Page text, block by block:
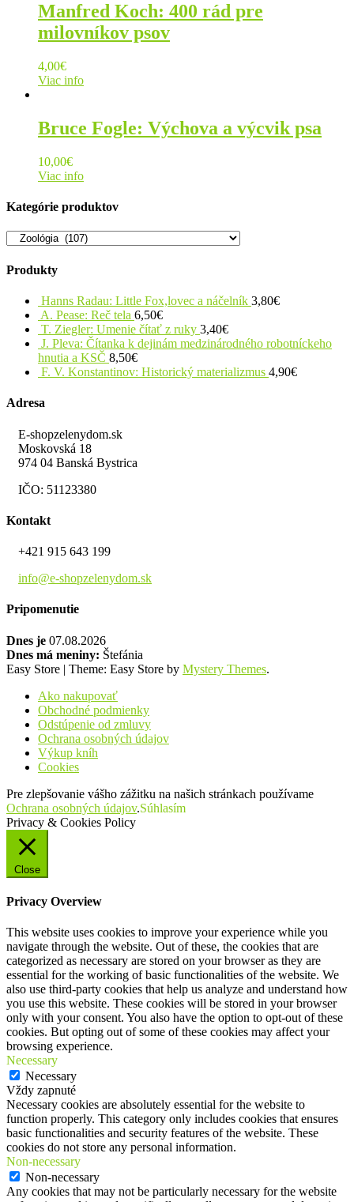
Manfred Koch: 400 rád pre
milovníkov psov
4,00€
Viac info
Bruce Fogle: Výchova a výcvik psa
10,00€
Viac info
Kategórie produktov
Produkty
Hanns Radau: Little Fox,lovec a náčelník 3,80€
A. Pease: Reč tela 6,50€
T. Ziegler: Umenie čítať z ruky 3,40€
J. Pleva: Čítanka k dejinám medzinárodného robotníckeho
hnutia a KSČ 8,50€
F. V. Konstantinov: Historický materializmus 4,90€
Adresa
E-shopzelenydom.sk
Moskovská 18
974 04 Banská Bystrica
IČO: 51123380
Kontakt
+421 915 643 199
info@e-shopzelenydom.sk
Pripomenutie
Dnes je 07.08.2026
Dnes má meniny: Štefánia
Easy Store | Theme: Easy Store by Mystery Themes.
Ako nakupovať
Obchodné podmienky
Odstúpenie od zmluvy
Ochrana osobných údajov
Výkup kníh
Cookies
Pre zlepšovanie vášho zážitku na našich stránkach používame
Ochrana osobných údajov.Súhlasím
Privacy & Cookies Policy
Close
Privacy Overview
This website uses cookies to improve your experience while you
navigate through the website. Out of these, the cookies that are
categorized as necessary are stored on your browser as they are
essential for the working of basic functionalities of the website. We
also use third-party cookies that help us analyze and understand how
you use this website. These cookies will be stored in your browser
only with your consent. You also have the option to opt-out of these
cookies. But opting out of some of these cookies may affect your
browsing experience.
Necessary
Necessary
Vždy zapnuté
Necessary cookies are absolutely essential for the website to
function properly. This category only includes cookies that ensures
basic functionalities and security features of the website. These
cookies do not store any personal information.
Non-necessary
Non-necessary
Any cookies that may not be particularly necessary for the website